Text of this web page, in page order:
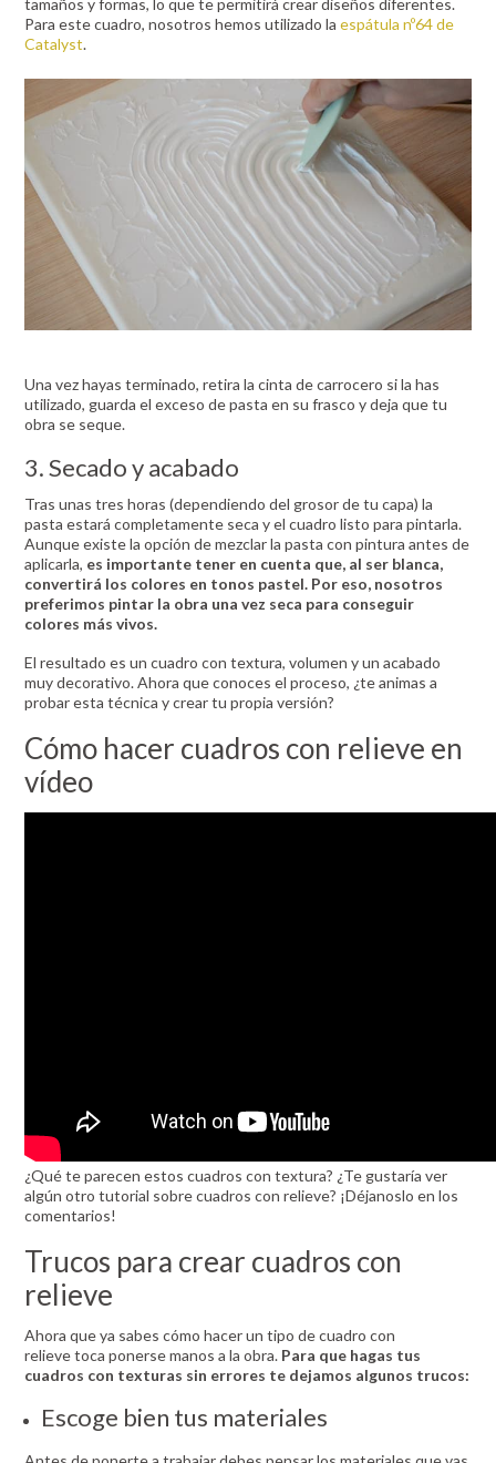
Para este cuadro, nosotros hemos utilizado laespátula nº64 de
Catalyst.
Una vez hayas terminado, retira la cinta de carrocero si la has
utilizado, guarda el exceso de pasta en su frasco y deja que tu
obra se seque.
3. Secado y acabado
Tras unas tres horas (dependiendo del grosor de tu capa) la
pasta estará completamente seca y el cuadro listo para pintarla.
Aunque existe la opción de mezclar la pasta con pintura antes de
aplicarla, es importante tener en cuenta que, al ser blanca,
convertirá los colores en tonos pastel. Por eso, nosotros
preferimos pintar la obra una vez seca para conseguir
colores más vivos.
El resultado es un cuadro con textura, volumen y un acabado
muy decorativo. Ahora que conoces el proceso, ¿te animas a
probar esta técnica y crear tu propia versión?
Cómo hacer cuadros con relieve en
vídeo
¿Qué te parecen estos cuadros con textura? ¿Te gustaría ver
algún otro tutorial sobre cuadros con relieve? ¡Déjanoslo en los
comentarios!
Trucos para crear cuadros con
relieve
Ahora que ya sabes cómo hacer un tipo de cuadro con
relieve toca ponerse manos a la obra. Para que hagas tus
cuadros con texturas sin errores te dejamos algunos trucos:
Escoge bien tus materiales